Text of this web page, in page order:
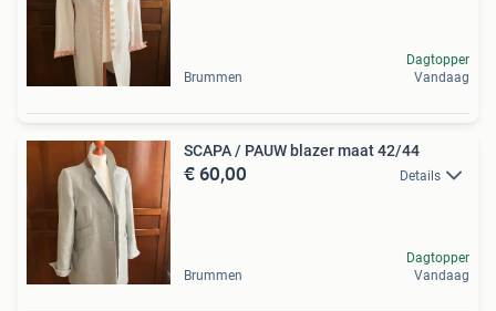
Brummen
Dagtopper
Vandaag
SCAPA / PAUW blazer maat 42/44
€ 60,00 Details
Brummen
Dagtopper
Vandaag